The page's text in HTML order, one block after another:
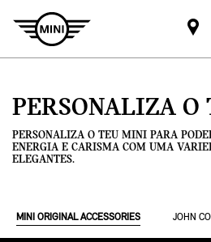
PERSONALIZA
PERSONALIZA O TEU MINI PARA
ENERGIA E CARISMA COM UMA
ELEGANTES.
MINI ORIGINAL ACCESSORIES JOHN